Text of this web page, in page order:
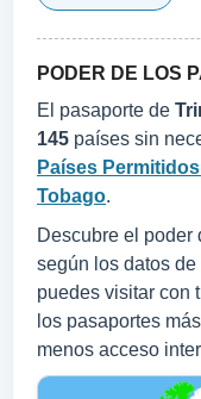
PODER DE LOS
El pasaporte de
145 países sin
Países
Tobago.
Descubre el poder
según los datos
puedes visitar con
los pasaportes
menos acceso